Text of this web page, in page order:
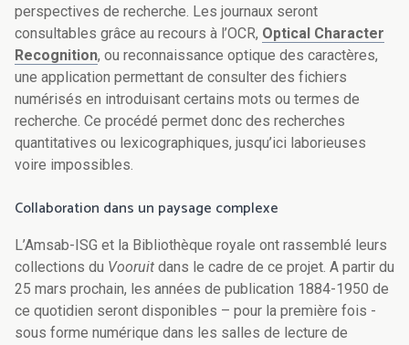
perspectives de recherche. Les journaux seront
consultables grâce au recours à l’OCR, Optical Character
Recognition, ou reconnaissance optique des caractères,
une application permettant de consulter des fichiers
numérisés en introduisant certains mots ou termes de
recherche. Ce procédé permet donc des recherches
quantitatives ou lexicographiques, jusqu’ici laborieuses
voire impossibles.
Collaboration dans un paysage complexe
L’Amsab-ISG et la Bibliothèque royale ont rassemblé leurs
collections du Vooruit dans le cadre de ce projet. A partir du
25 mars prochain, les années de publication 1884-1950 de
ce quotidien seront disponibles – pour la première fois -
sous forme numérique dans les salles de lecture de